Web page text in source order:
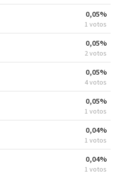
0,05%
1 votos
0,05%
2 votos
0,05%
4 votos
0,05%
1 votos
0,04%
1 votos
0,04%
1 votos